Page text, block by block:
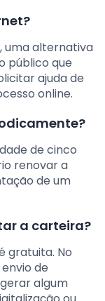
uma alternativa
público que
ajuda de
online.
de cinco
renovar a
de um
a carteira?
gratuita. No
de
algum